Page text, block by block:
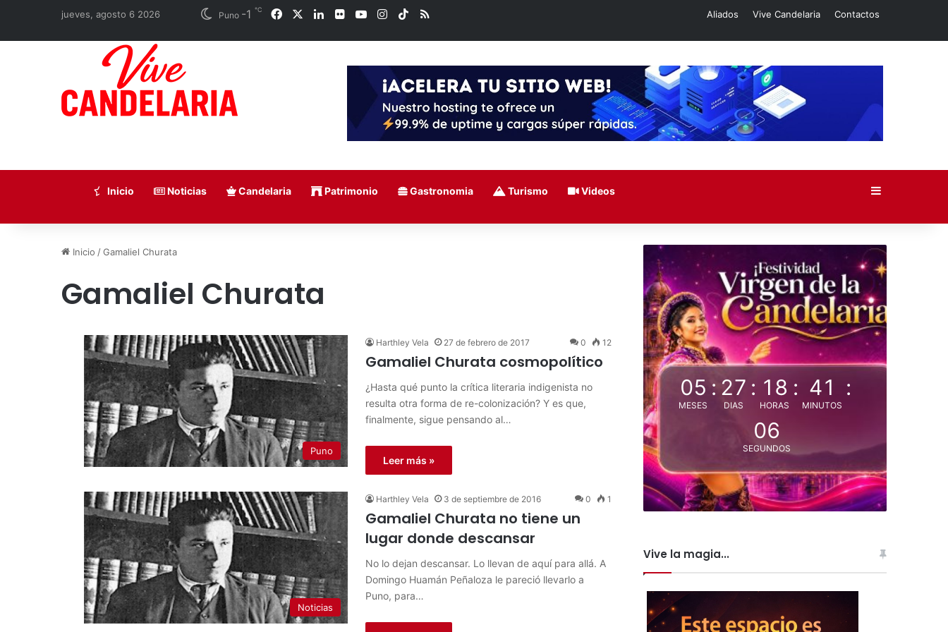
jueves, agosto 6 2026 Puno -1 ℃ Facebook LinkedIn
Flickr YouTubeInstagram
TikTokRSS Aliados Vive Candelaria Contactos
Inicio Noticias Candelaria Patrimonio Gastronomia Turismo Videos
Inicio /Gamaliel Churata
Gamaliel Churata
Puno
Harthley Vela 27 de febrero de 2017 0 12
Gamaliel Churata cosmopolítico
¿Hasta qué punto la crítica literaria indigenista no
resulta otra forma de re-colonización? Y es que,
finalmente, sigue pensando al…
Leer más »
Noticias
Harthley Vela 3 de septiembre de 2016 0 1
Gamaliel Churata no tiene un
lugar donde descansar
No lo dejan descansar. Lo llevan de aquí para allá. A
Domingo Huamán Peñaloza le pareció llevarlo a
Puno, para…
05
MESES
: 27
DIAS
: 18
HORAS
: 41
MINUTOS
:
05
SEGUNDOS
Vive la magia...